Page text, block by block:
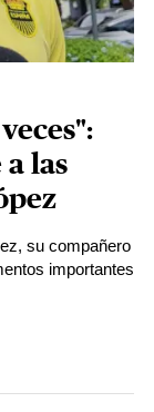
las
su compañero
importantes